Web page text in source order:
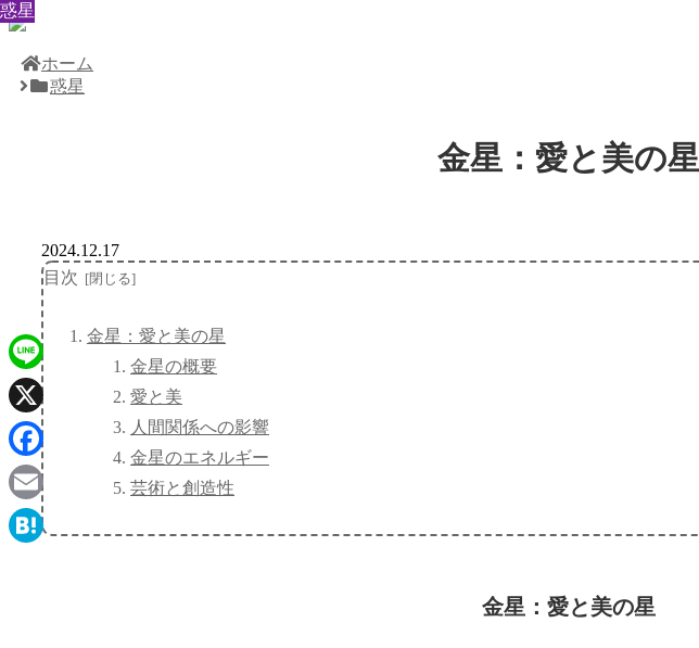
ホーム
惑星
金星：愛と美の星
惑星
2024.12.17
目次
金星：愛と美の星
金星の概要
愛と美
人間関係への影響
金星のエネルギー
芸術と創造性
金星：愛と美の星
惑星
惑星
惑星
惑星
惑星
惑星
惑星
惑星
Line
X
Facebook
Email